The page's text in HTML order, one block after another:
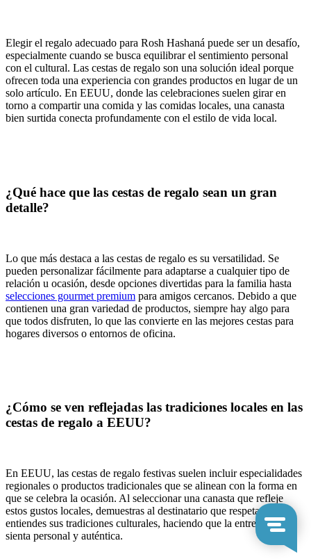
Elegir el regalo adecuado para Rosh Hashaná puede ser un desafío,
especialmente cuando se busca equilibrar el sentimiento personal
con el cultural. Las cestas de regalo son una solución ideal porque
ofrecen toda una experiencia con grandes productos en lugar de un
solo artículo. En EEUU, donde las celebraciones suelen girar en
torno a compartir una comida y las comidas locales, una canasta
bien surtida conecta profundamente con el estilo de vida local.
¿Qué hace que las cestas de regalo sean un gran
detalle?
Lo que más destaca a las cestas de regalo es su versatilidad. Se
pueden personalizar fácilmente para adaptarse a cualquier tipo de
relación u ocasión, desde opciones divertidas para la familia hasta
selecciones gourmet premium para amigos cercanos. Debido a que
contienen una gran variedad de productos, siempre hay algo para
que todos disfruten, lo que las convierte en las mejores cestas para
hogares diversos o entornos de oficina.
¿Cómo se ven reflejadas las tradiciones locales en las
cestas de regalo a EEUU?
En EEUU, las cestas de regalo festivas suelen incluir especialidades
regionales o productos tradicionales que se alinean con la forma en
que se celebra la ocasión. Al seleccionar una canasta que refleje
estos gustos locales, demuestras al destinatario que respetas y
entiendes sus tradiciones culturales, haciendo que la entrega se
sienta personal y auténtica.